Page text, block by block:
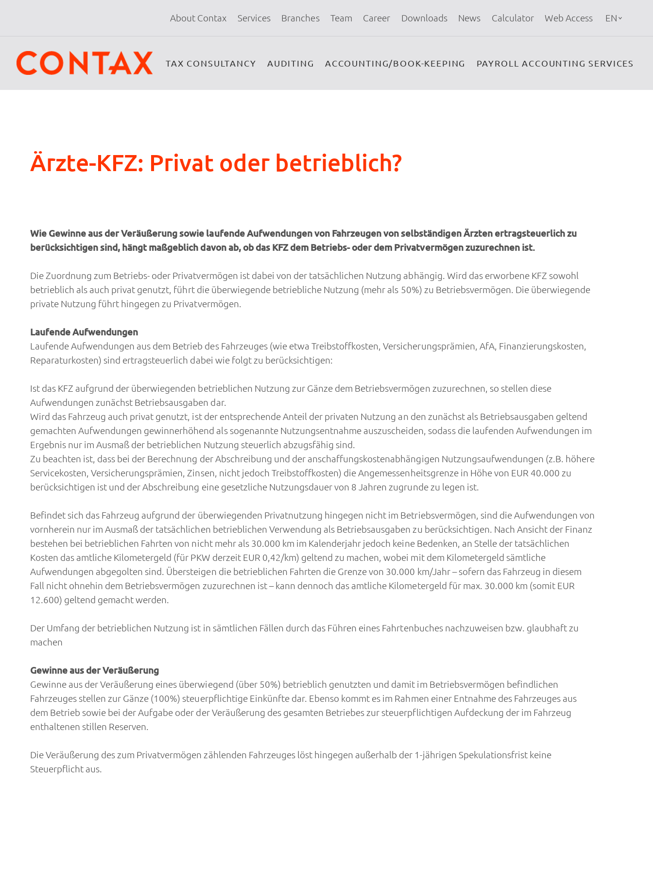
About Contax Services Branches Team Career Downloads News Calculator Web Access EN
TAX CONSULTANCY AUDITING ACCOUNTING/BOOK-KEEPING PAYROLL ACCOUNTING SERVICES
Ärzte-KFZ: Privat oder betrieblich?
Wie Gewinne aus der Veräußerung sowie laufende Aufwendungen von Fahrzeugen von selbständigen Ärzten ertragsteuerlich zu
berücksichtigen sind, hängt maßgeblich davon ab, ob das KFZ dem Betriebs- oder dem Privatvermögen zuzurechnen ist.
Die Zuordnung zum Betriebs- oder Privatvermögen ist dabei von der tatsächlichen Nutzung abhängig. Wird das erworbene KFZ sowohl
betrieblich als auch privat genutzt, führt die überwiegende betriebliche Nutzung (mehr als 50%) zu Betriebsvermögen. Die überwiegende
private Nutzung führt hingegen zu Privatvermögen.
Laufende Aufwendungen
Laufende Aufwendungen aus dem Betrieb des Fahrzeuges (wie etwa Treibstoffkosten, Versicherungsprämien, AfA, Finanzierungskosten,
Reparaturkosten) sind ertragsteuerlich dabei wie folgt zu berücksichtigen:
Ist das KFZ aufgrund der überwiegenden betrieblichen Nutzung zur Gänze dem Betriebsvermögen zuzurechnen, so stellen diese
Aufwendungen zunächst Betriebsausgaben dar.
Wird das Fahrzeug auch privat genutzt, ist der entsprechende Anteil der privaten Nutzung an den zunächst als Betriebsausgaben geltend
gemachten Aufwendungen gewinnerhöhend als sogenannte Nutzungsentnahme auszuscheiden, sodass die laufenden Aufwendungen im
Ergebnis nur im Ausmaß der betrieblichen Nutzung steuerlich abzugsfähig sind.
Zu beachten ist, dass bei der Berechnung der Abschreibung und der anschaffungskostenabhängigen Nutzungsaufwendungen (z.B. höhere
Servicekosten, Versicherungsprämien, Zinsen, nicht jedoch Treibstoffkosten) die Angemessenheitsgrenze in Höhe von EUR 40.000 zu
berücksichtigen ist und der Abschreibung eine gesetzliche Nutzungsdauer von 8 Jahren zugrunde zu legen ist.
Befindet sich das Fahrzeug aufgrund der überwiegenden Privatnutzung hingegen nicht im Betriebsvermögen, sind die Aufwendungen von
vornherein nur im Ausmaß der tatsächlichen betrieblichen Verwendung als Betriebsausgaben zu berücksichtigen. Nach Ansicht der Finanz
bestehen bei betrieblichen Fahrten von nicht mehr als 30.000 km im Kalenderjahr jedoch keine Bedenken, an Stelle der tatsächlichen
Kosten das amtliche Kilometergeld (für PKW derzeit EUR 0,42/km) geltend zu machen, wobei mit dem Kilometergeld sämtliche
Aufwendungen abgegolten sind. Übersteigen die betrieblichen Fahrten die Grenze von 30.000 km/Jahr – sofern das Fahrzeug in diesem
Fall nicht ohnehin dem Betriebsvermögen zuzurechnen ist – kann dennoch das amtliche Kilometergeld für max. 30.000 km (somit EUR
12.600) geltend gemacht werden.
Der Umfang der betrieblichen Nutzung ist in sämtlichen Fällen durch das Führen eines Fahrtenbuches nachzuweisen bzw. glaubhaft zu
machen
Gewinne aus der Veräußerung
Gewinne aus der Veräußerung eines überwiegend (über 50%) betrieblich genutzten und damit im Betriebsvermögen befindlichen
Fahrzeuges stellen zur Gänze (100%) steuerpflichtige Einkünfte dar. Ebenso kommt es im Rahmen einer Entnahme des Fahrzeuges aus
dem Betrieb sowie bei der Aufgabe oder der Veräußerung des gesamten Betriebes zur steuerpflichtigen Aufdeckung der im Fahrzeug
enthaltenen stillen Reserven.
Die Veräußerung des zum Privatvermögen zählenden Fahrzeuges löst hingegen außerhalb der 1-jährigen Spekulationsfrist keine
Steuerpflicht aus.